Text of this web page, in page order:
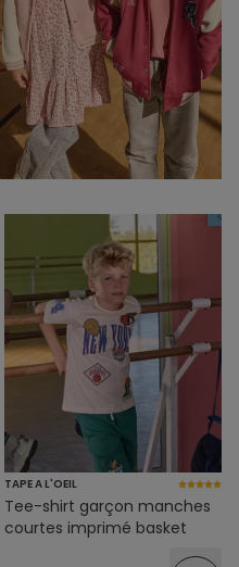
TAPE A L'OEIL
Tee-shirt garçon manches
courtes imprimé basket